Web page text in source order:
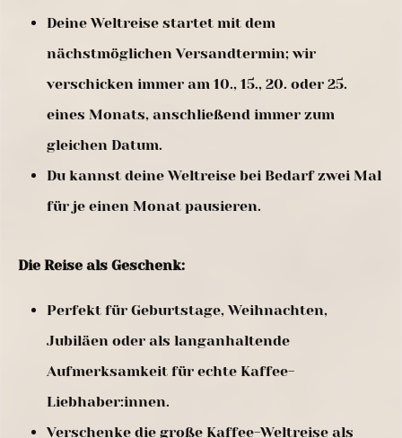
Deine Weltreise startet mit dem
nächstmöglichen Versandtermin; wir
verschicken immer am 10., 15., 20. oder 25.
eines Monats, anschließend immer zum
gleichen Datum.
Du kannst deine Weltreise bei Bedarf zwei Mal
für je einen Monat pausieren.
Die Reise als Geschenk:
Perfekt für Geburtstage, Weihnachten,
Jubiläen oder als langanhaltende
Aufmerksamkeit für echte Kaffee-
Liebhaber:innen.
Verschenke die große Kaffee-Weltreise als